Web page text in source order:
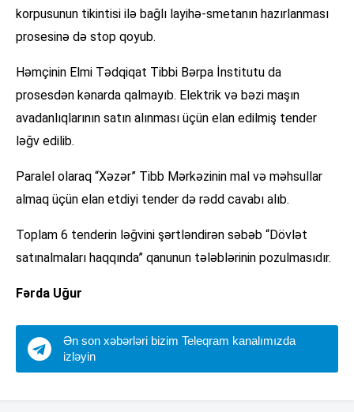
korpusunun tikintisi ilə bağlı layihə-smetanın hazırlanması
prosesinə də stop qoyub.
Həmçinin Elmi Tədqiqat Tibbi Bərpa İnstitutu da
prosesdən kənarda qalmayıb. Elektrik və bəzi maşın
avadanlıqlarının satın alınması üçün elan edilmiş tender
ləğv edilib.
Paralel olaraq “Xəzər” Tibb Mərkəzinin mal və məhsullar
almaq üçün elan etdiyi tender də rədd cavabı alıb.
Toplam 6 tenderin ləğvini şərtləndirən səbəb “Dövlət
satınalmaları haqqında” qanunun tələblərinin pozulmasıdır.
Fərda Uğur
Ən son xəbərləri bizim Teleqram kanalımızda
izləyin